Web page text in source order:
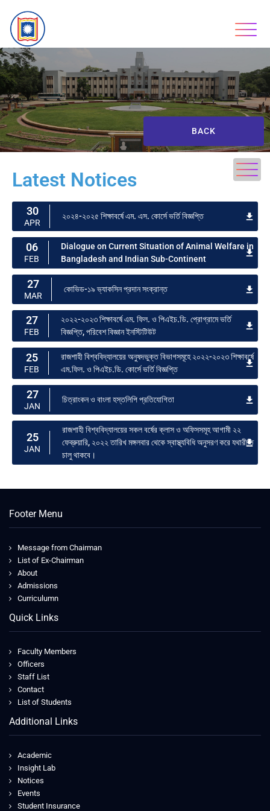
BACK
Latest Notices
30
APR
২০২৪-২০২৫ শিক্ষাবর্ষে এম. এস. কোর্সে ভর্তি বিজ্ঞপ্তি
06
FEB
Dialogue on Current Situation of Animal Welfare in
Bangladesh and Indian Sub-Continent
27
MAR
কোভিড-১৯ ভ্যাকসিন প্রদান সংক্রান্ত
27
FEB
২০২২-২০২৩ শিক্ষাবর্ষে এম. ফিল. ও পিএইচ.ডি. প্রোগ্রামে ভর্তি
বিজ্ঞপ্তি, পরিবেশ বিজ্ঞান ইনস্টিটিউট
25
FEB
রাজশাহী বিশ্ববিদ্যালয়ের অনুষদভুক্ত বিভাগসমূহে ২০২২-২০২৩ শিক্ষাবর্ষে
এম.ফিল. ও পিএইচ.ডি. কোর্সে ভর্তি বিজ্ঞপ্তি
27
JAN
চিত্রাংকন ও বাংলা হস্তলিপি প্রতিযোগিতা
25
JAN
রাজশাহী বিশ্ববিদ্যালয়ের সকল বর্ষের ক্লাস ও অফিসসমূহ আগামী ২২
ফেব্রুয়ারি, ২০২২ তারিখ মঙ্গলবার থেকে স্বাস্থ্যবিধি অনুসরণ করে যথারীতি
চালু থাকবে।
Footer Menu
Message from Chairman
List of Ex-Chairman
About
Admissions
Curriculumn
Quick Links
Faculty Members
Officers
Staff List
Contact
List of Students
Additional Links
Academic
Insight Lab
Notices
Events
Student Insurance